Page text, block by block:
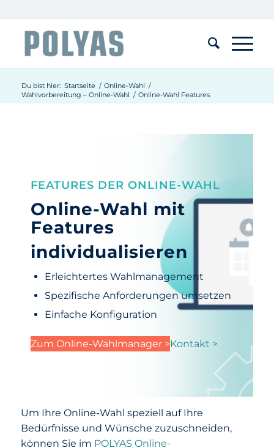
Du bist hier: Startseite / Online-Wahl /
Wahlvorbereitung – Online-Wahl / Online-Wahl Features
FEATURES DER ONLINE-WAHL
Online-Wahl mit
Features
individualisieren
Erleichtertes Wahlmanagement
Spezifische Anforderungen umsetzen
Einfache Konfiguration
Zum Online-Wahlmanager >Kontakt >
Um Ihre Online-Wahl speziell auf Ihre
Bedürfnisse und Wünsche zuzuschneiden,
können Sie im POLYAS Online-